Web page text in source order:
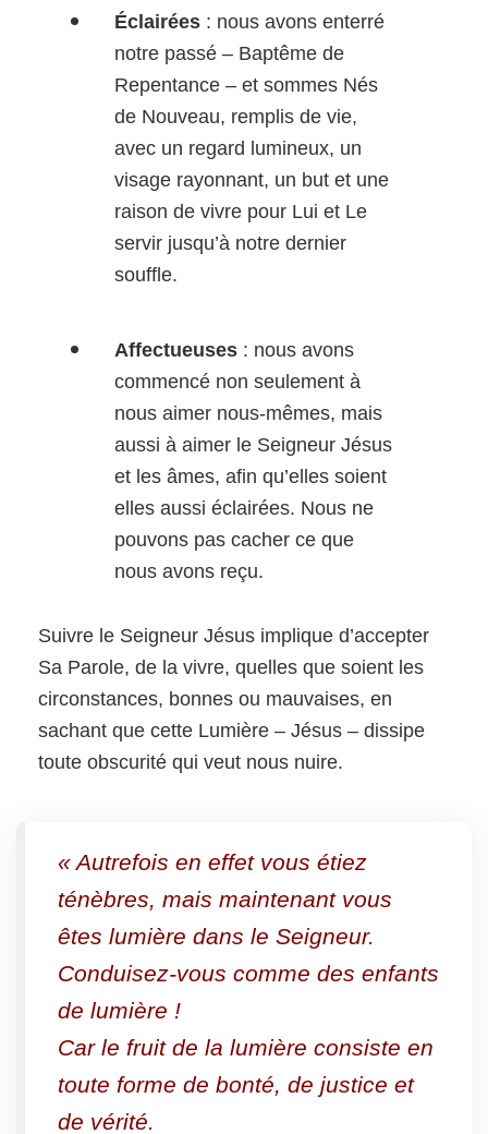
Éclairées : nous avons enterré
notre passé – Baptême de
Repentance – et sommes Nés
de Nouveau, remplis de vie,
avec un regard lumineux, un
visage rayonnant, un but et une
raison de vivre pour Lui et Le
servir jusqu’à notre dernier
souffle.
Affectueuses : nous avons
commencé non seulement à
nous aimer nous-mêmes, mais
aussi à aimer le Seigneur Jésus
et les âmes, afin qu’elles soient
elles aussi éclairées. Nous ne
pouvons pas cacher ce que
nous avons reçu.
Suivre le Seigneur Jésus implique d’accepter
Sa Parole, de la vivre, quelles que soient les
circonstances, bonnes ou mauvaises, en
sachant que cette Lumière – Jésus – dissipe
toute obscurité qui veut nous nuire.
« Autrefois en effet vous étiez
ténèbres, mais maintenant vous
êtes lumière dans le Seigneur.
Conduisez-vous comme des enfants
de lumière !
Car le fruit de la lumière consiste en
toute forme de bonté, de justice et
de vérité.